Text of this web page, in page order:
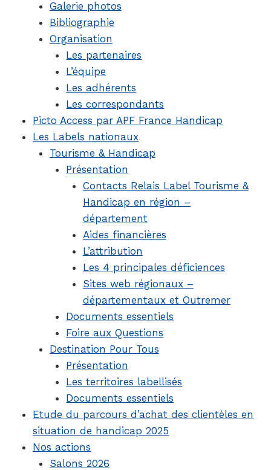
Galerie photos
Bibliographie
Organisation
Les partenaires
L’équipe
Les adhérents
Les correspondants
Picto Access par APF France Handicap
Les Labels nationaux
Tourisme & Handicap
Présentation
Contacts Relais Label Tourisme &
Handicap en région –
département
Aides financières
L’attribution
Les 4 principales déficiences
Sites web régionaux –
départementaux et Outremer
Documents essentiels
Foire aux Questions
Destination Pour Tous
Présentation
Les territoires labellisés
Documents essentiels
Etude du parcours d’achat des clientèles en
situation de handicap 2025
Nos actions
Salons 2026